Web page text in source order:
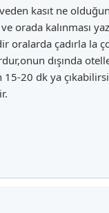
kasıt ne
kalınması
oralarda çadırla la
dışında
20 dk ya